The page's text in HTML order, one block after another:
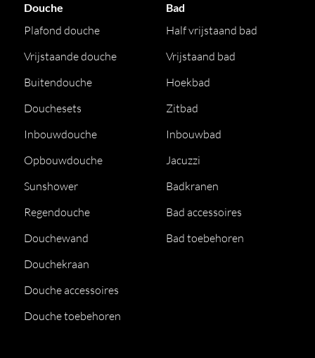
Douche
Plafond douche
Vrijstaande douche
Buitendouche
Douchesets
Inbouwdouche
Opbouwdouche
Sunshower
Regendouche
Douchewand
Douchekraan
Douche accessoires
Douche toebehoren
Bad
Half vrijstaand bad
Vrijstaand bad
Hoekbad
Zitbad
Inbouwbad
Jacuzzi
Badkranen
Bad accessoires
Bad toebehoren